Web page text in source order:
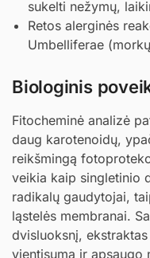
sukelti nežymų,
Retos alerginės
Umbelliferae
Biologinis
Fitocheminė analizė
daug karotenoidų,
reikšmingą
veikia kaip singletinio
radikalų gaudytojai,
ląstelės membranai.
dvisluoksnį,
vientisumą ir apsaugo